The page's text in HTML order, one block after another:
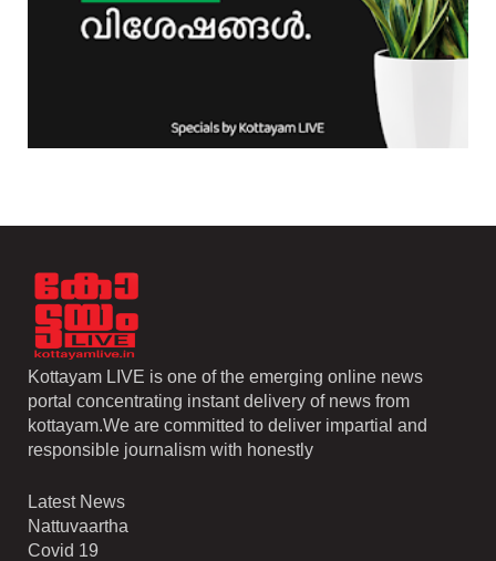
Kottayam LIVE is one of the emerging online news
portal concentrating instant delivery of news from
kottayam.We are committed to deliver impartial and
responsible journalism with honestly
Latest News
Nattuvaartha
Covid 19